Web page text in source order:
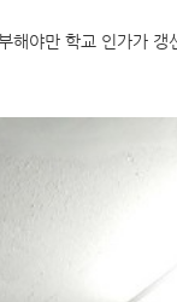
해야만 학교 인가가 갱